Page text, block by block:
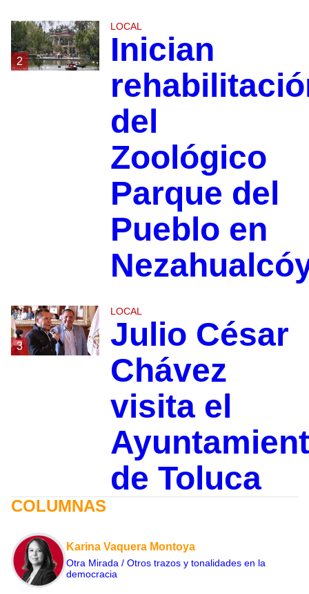
2
LOCAL
Inician
del
Zoológico
Parque del
Pueblo en
3
LOCAL
Julio César
Chávez
visita el
de Toluca
COLUMNAS
Karina Vaquera Montoya
Otra Mirada / Otros trazos y tonalidades en la
democracia